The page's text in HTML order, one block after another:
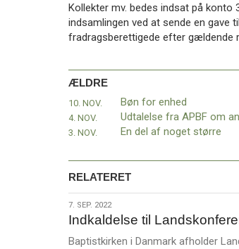
Inspiration
Værktøjskassen
BaptistKirken
Kollekter mv. bedes indsat på konto
indsamlingen ved at sende en gave
fradragsberettigede efter gældende
ÆLDRE
10. NOV. Bøn for enhed
4. NOV. Udtalelse fra APBF om
3. NOV. En del af noget større
RELATERET
7.
sep.
2022
7. SEP. 2022
Indkaldelse til
Baptistkirken i Danmark afholder